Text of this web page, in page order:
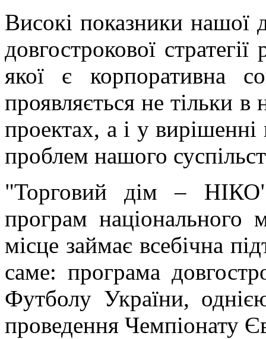
Високі показники нашої
довгострокової
якої є корпоративна
проявляється не тільки
проектах, а і у
проблем нашого
"Торговий дім – НІКО"
програм національного
місце займає всебічна
саме: програма
Футболу України,
проведення Чемпіонату